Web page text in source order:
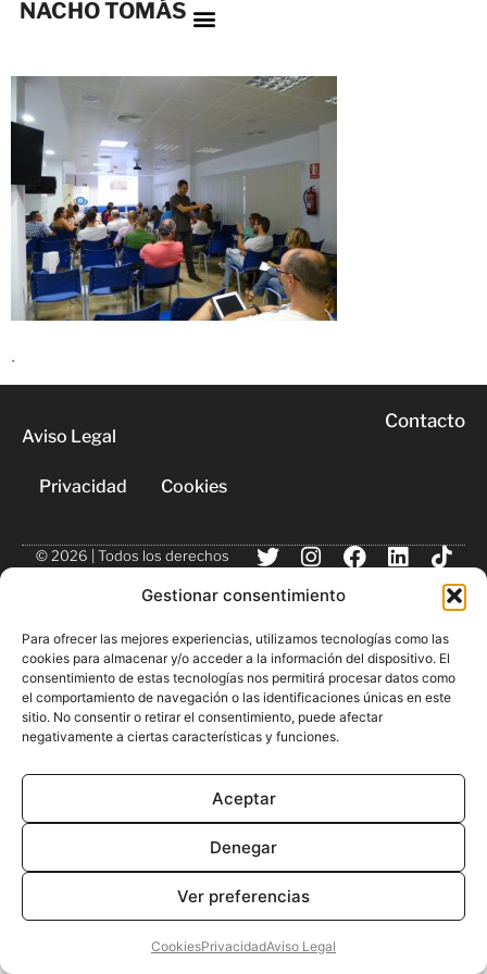
Gestionar consentimiento
Para ofrecer las mejores experiencias, utilizamos tecnologías como las
cookies para almacenar y/o acceder a la información del dispositivo. El
consentimiento de estas tecnologías nos permitirá procesar datos como
el comportamiento de navegación o las identificaciones únicas en este
sitio. No consentir o retirar el consentimiento, puede afectar
negativamente a ciertas características y funciones.
Aceptar
Denegar
Ver preferencias
CookiesPrivacidadAviso Legal
NACHO TOMÁS
.
Aviso Legal
Privacidad Cookies
Contacto
© 2026 | Todos los derechos